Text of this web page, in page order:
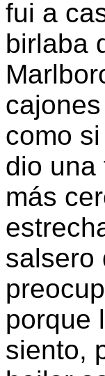
fui a
birlaba
como
dio una
más
salsero
porque
siento,